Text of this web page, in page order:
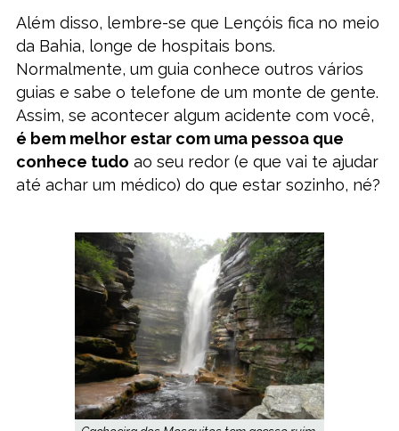
Além disso, lembre-se que Lençóis fica no meio
da Bahia, longe de hospitais bons.
Normalmente, um guia conhece outros vários
guias e sabe o telefone de um monte de gente.
Assim, se acontecer algum acidente com você,
é bem melhor estar com uma pessoa que
conhece tudo ao seu redor (e que vai te ajudar
até achar um médico) do que estar sozinho, né?